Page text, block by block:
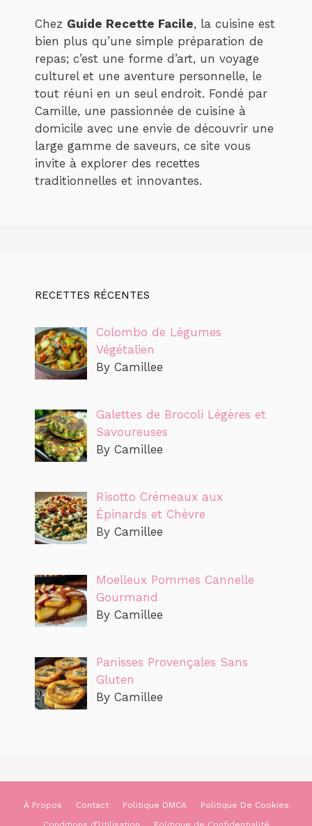
Chez Guide Recette Facile, la cuisine est
bien plus qu’une simple préparation de
repas; c’est une forme d’art, un voyage
culturel et une aventure personnelle, le
tout réuni en un seul endroit. Fondé par
Camille, une passionnée de cuisine à
domicile avec une envie de découvrir une
large gamme de saveurs, ce site vous
invite à explorer des recettes
traditionnelles et innovantes.
RECETTES RÉCENTES
Colombo de Légumes
Végétalien
By Camillee
Galettes de Brocoli Légères et
Savoureuses
By Camillee
Risotto Crémeaux aux
Épinards et Chèvre
By Camillee
Moelleux Pommes Cannelle
Gourmand
By Camillee
Panisses Provençales Sans
Gluten
By Camillee
À Propos Contact Politique DMCA
Politique De Cookies